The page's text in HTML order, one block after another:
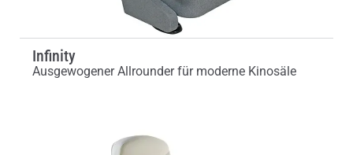
Infinity
Ausgewogener Allrounder für moderne Kinosäle